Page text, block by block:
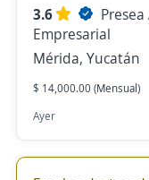
3.6
Empresarial
Mérida, Yucatán
$ 14,000.00 (Mensual)
Ayer